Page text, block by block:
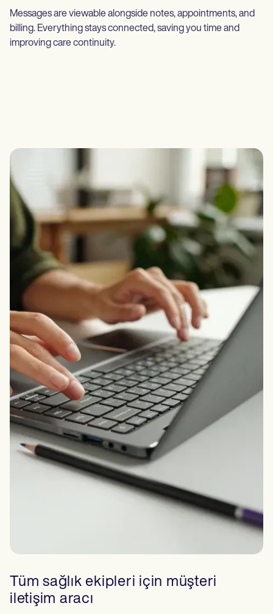
Messages are viewable alongside notes, appointments, and
billing. Everything stays connected, saving you time and
improving care continuity.
Tüm sağlık ekipleri için müşteri
iletişim aracı